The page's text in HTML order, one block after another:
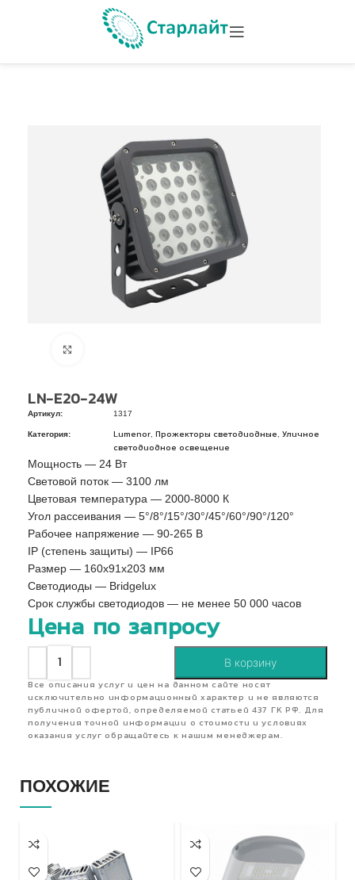
LN-E20-24W
Артикул: 1317
Категория: Lumenor Прожекторы светодиодные
Уличное
светодиодное освещение
Мощность — 24 Вт
Световой поток — 3100 лм
Цветовая температура — 2000-8000 К
Угол рассеивания — 5°/8°/15°/30°/45°/60°/90°/120°
Рабочее напряжение — 90-265 В
IP (степень защиты) — IP66
Pазмер — 160x91x203 мм
Светодиоды — Bridgelux
Срок службы светодиодов — не менее 50 000 часов
Цена по запросу
В корзину
Все описания услуг и цен на данном сайте носят
исключительно информационный характер и не являются
публичной офертой, определяемой статьей 437 ГК РФ. Для
получения точной информации о стоимости и условиях
оказания услуг обращайтесь к нашим менеджерам.
ПОХОЖИЕ